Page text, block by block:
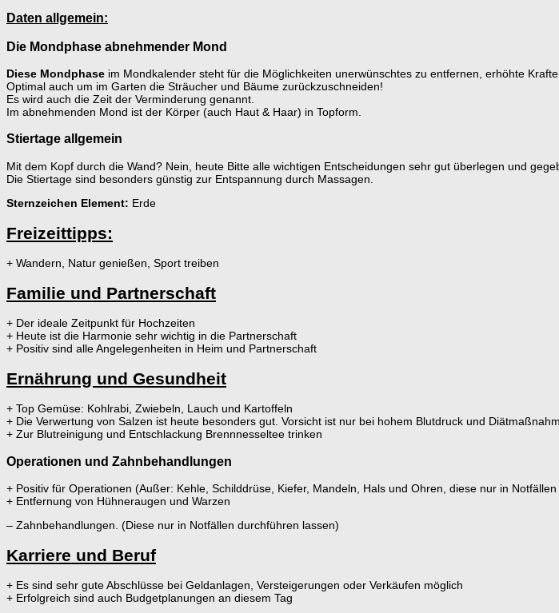
Daten allgemein:
Die Mondphase abnehmender Mond
Diese Mondphase im Mondkalender steht für die Möglichkeiten unerwünschtes zu entfernen, erhöhte
Optimal auch um im Garten die Sträucher und Bäume zurückzuschneiden!
Es wird auch die Zeit der Verminderung genannt.
Im abnehmenden Mond ist der Körper (auch Haut & Haar) in Topform.
Stiertage allgemein
Mit dem Kopf durch die Wand? Nein, heute Bitte alle wichtigen Entscheidungen sehr gut überlegen und
Die Stiertage sind besonders günstig zur Entspannung durch Massagen.
Sternzeichen Element: Erde
Freizeittipps:
+ Wandern, Natur genießen, Sport treiben
Familie und Partnerschaft
+ Der ideale Zeitpunkt für Hochzeiten
+ Heute ist die Harmonie sehr wichtig in die Partnerschaft
+ Positiv sind alle Angelegenheiten in Heim und Partnerschaft
Ernährung und Gesundheit
+ Top Gemüse: Kohlrabi, Zwiebeln, Lauch und Kartoffeln
+ Die Verwertung von Salzen ist heute besonders gut. Vorsicht ist nur bei hohem Blutdruck und
+ Zur Blutreinigung und Entschlackung Brennnesseltee trinken
Operationen und Zahnbehandlungen
+ Positiv für Operationen (Außer: Kehle, Schilddrüse, Kiefer, Mandeln, Hals und Ohren, diese nur in
+ Entfernung von Hühneraugen und Warzen
– Zahnbehandlungen. (Diese nur in Notfällen durchführen lassen)
Karriere und Beruf
+ Es sind sehr gute Abschlüsse bei Geldanlagen, Versteigerungen oder Verkäufen möglich
+ Erfolgreich sind auch Budgetplanungen an diesem Tag